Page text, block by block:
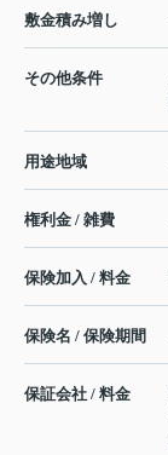
敷金積み増し
その他条件
用途地域
権利金 / 雑費
保険加入 / 料金
保険名 / 保険期間
保証会社 / 料金